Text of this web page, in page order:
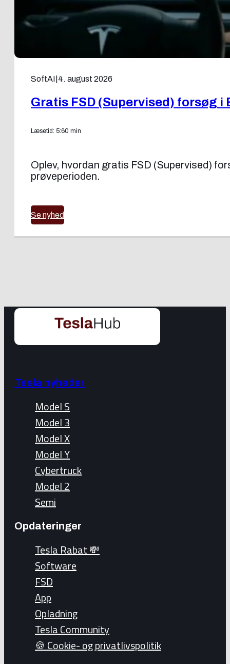
SoftAI 4. august 2026
Gratis FSD (Supervised) forsøg i
Læsetid: 5:60 min
Oplev, hvordan gratis FSD (Supervised)
prøveperioden.
Se nyhed
Tesla nyheder
Model S
Model 3
Model X
Model Y
Cybertruck
Model 2
Semi
Opdateringer
Tesla Rabat 💸
Software
FSD
App
Opladning
Tesla Community
🍪 Cookie- og privatlivspolitik